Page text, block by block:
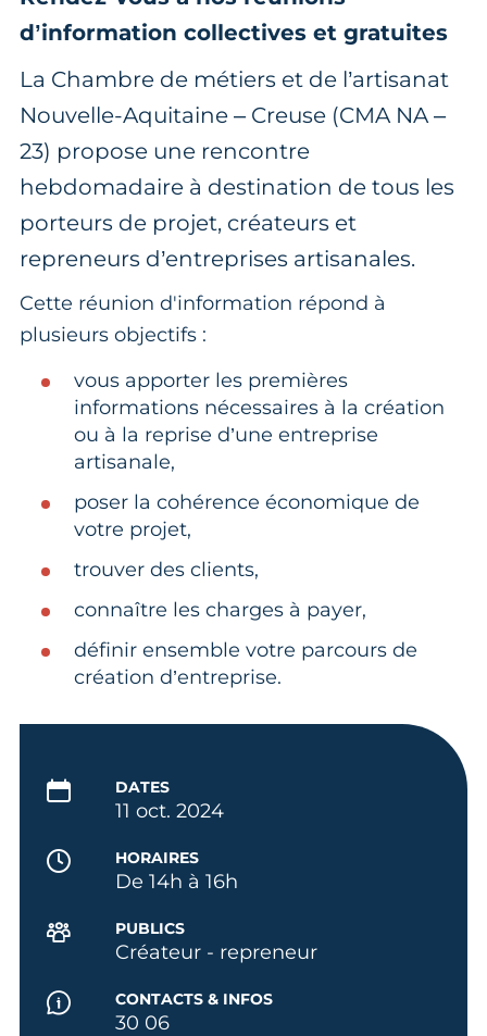
d’information collectives et gratuites
La Chambre de métiers et de l’artisanat
Nouvelle-Aquitaine – Creuse (CMA NA –
23) propose une rencontre
hebdomadaire à destination de tous les
porteurs de projet, créateurs et
repreneurs d’entreprises artisanales.
Cette réunion d'information répond à
plusieurs objectifs :
vous apporter les premières
informations nécessaires à la création
ou à la reprise d’une entreprise
artisanale,
poser la cohérence économique de
votre projet,
trouver des clients,
connaître les charges à payer,
définir ensemble votre parcours de
création d’entreprise.
DATES
11 oct. 2024
HORAIRES
De 14h à 16h
PUBLICS
Créateur - repreneur
CONTACTS & INFOS
30 06